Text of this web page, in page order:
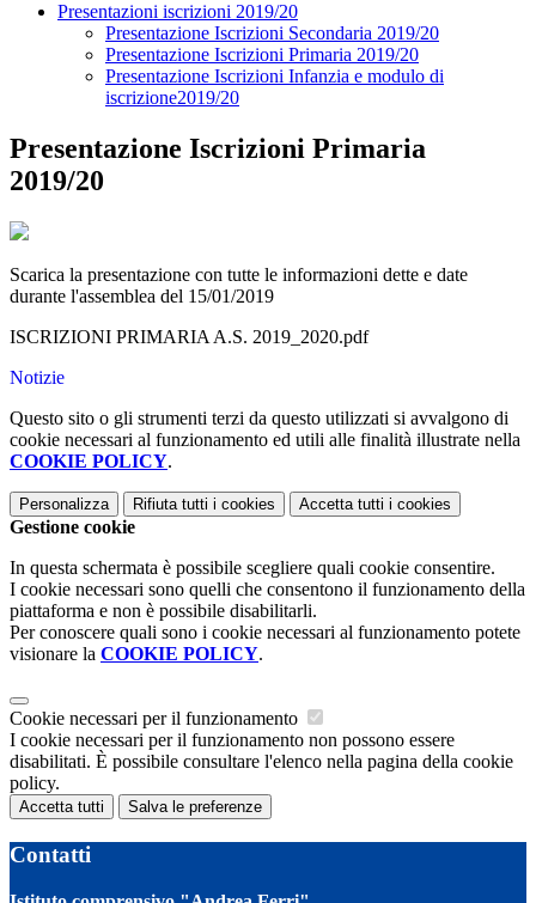
Presentazioni iscrizioni 2019/20
Presentazione Iscrizioni Secondaria 2019/20
Presentazione Iscrizioni Primaria 2019/20
Presentazione Iscrizioni Infanzia e modulo di
iscrizione2019/20
Presentazione Iscrizioni Primaria
2019/20
Scarica la presentazione con tutte le informazioni dette e date
durante l'assemblea del 15/01/2019
ISCRIZIONI PRIMARIA A.S. 2019_2020.pdf
Notizie
Questo sito o gli strumenti terzi da questo utilizzati si avvalgono di
cookie necessari al funzionamento ed utili alle finalità illustrate nella
COOKIE POLICY.
Personalizza Rifiuta tutti i cookies Accetta tutti i cookies
Gestione cookie
In questa schermata è possibile scegliere quali cookie consentire.
I cookie necessari sono quelli che consentono il funzionamento della
piattaforma e non è possibile disabilitarli.
Per conoscere quali sono i cookie necessari al funzionamento potete
visionare la COOKIE POLICY.
Cookie necessari per il funzionamento
I cookie necessari per il funzionamento non possono essere
disabilitati. È possibile consultare l'elenco nella pagina della cookie
policy.
Accetta tutti Salva le preferenze
Contatti